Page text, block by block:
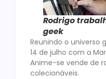
Rodrigo
geek
Reunindo o universo
14 de julho com a
Anime-se vende de
colecionáveis.